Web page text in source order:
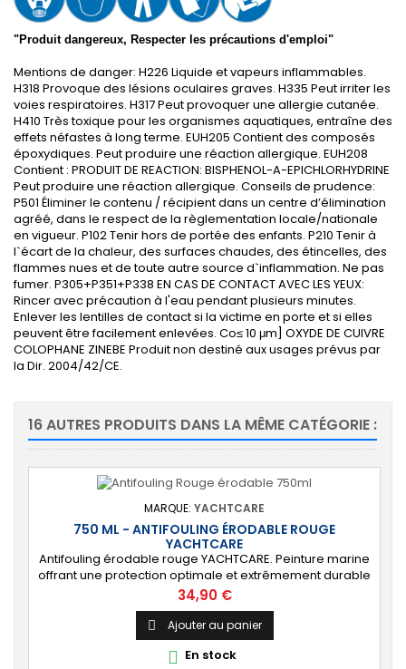
"Produit dangereux, Respecter les précautions d'emploi"
Mentions de danger: H226 Liquide et vapeurs inflammables.
H318 Provoque des lésions oculaires graves. H335 Peut irriter les
voies respiratoires. H317 Peut provoquer une allergie cutanée.
H410 Très toxique pour les organismes aquatiques, entraîne des
effets néfastes à long terme. EUH205 Contient des composés
époxydiques. Peut produire une réaction allergique. EUH208
Contient : PRODUIT DE REACTION: BISPHENOL-A-EPICHLORHYDRINE
Peut produire une réaction allergique. Conseils de prudence:
P501 Éliminer le contenu / récipient dans un centre d’élimination
agréé, dans le respect de la règlementation locale/nationale
en vigueur. P102 Tenir hors de portée des enfants. P210 Tenir à
l`écart de la chaleur, des surfaces chaudes, des étincelles, des
flammes nues et de toute autre source d`inflammation. Ne pas
fumer. P305+P351+P338 EN CAS DE CONTACT AVEC LES YEUX:
Rincer avec précaution à l'eau pendant plusieurs minutes.
Enlever les lentilles de contact si la victime en porte et si elles
peuvent être facilement enlevées. Co≤10 μm] OXYDE DE CUIVRE
COLOPHANE ZINEBE Produit non destiné aux usages prévus par
la Dir. 2004/42/CE.
16 AUTRES PRODUITS DANS LA MÊME CATÉGORIE :
MARQUE: YACHTCARE
750 ML - ANTIFOULING ÉRODABLE ROUGE
YACHTCARE
Antifouling érodable rouge YACHTCARE. Peinture marine
offrant une protection optimale et extrêmement durable
de la carène pour les bateaux jusqu’à 25 nœuds. ⚙️ [Tout
support] Protège toutes les coques en polyester, bois et
acier contre les salissures. Ne convient PAS à l’aluminium
et aux alliages légers. 🔝 [Haute protection] Matrice lisse
permettant de...
Prix
34,90 €
 Ajouter au panier
 En stock